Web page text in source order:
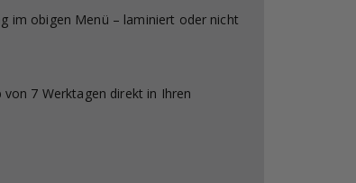
im obigen Menü – laminiert oder nicht
7 Werktagen direkt in Ihren